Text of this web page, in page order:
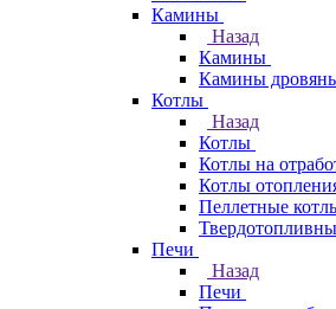
Камины
Назад
Камины
Камины
Котлы
Назад
Котлы
Котлы на
Котлы
Пеллетные
Печи
Назад
Печи